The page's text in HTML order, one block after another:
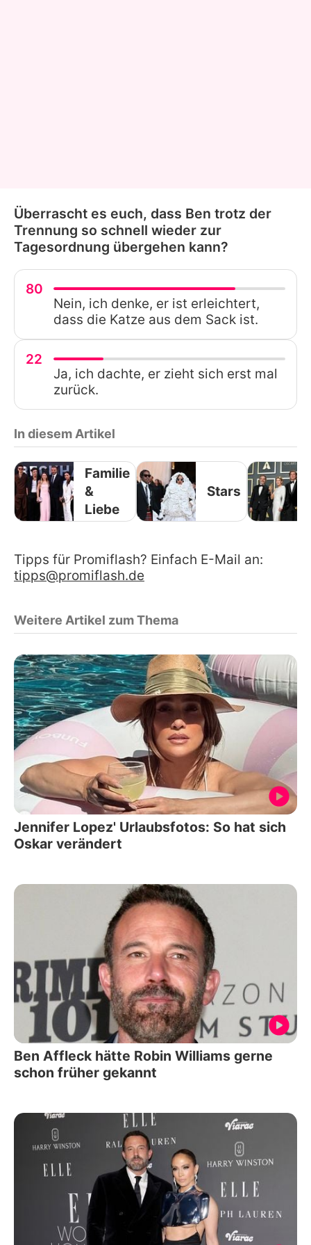
Überrascht es euch, dass Ben trotz der
Trennung so schnell wieder zur
Tagesordnung übergehen kann?
80
Nein, ich denke, er ist erleichtert,
dass die Katze aus dem Sack ist.
22
Ja, ich dachte, er zieht sich erst mal
zurück.
In diesem Artikel
Familie
&
Liebe
Stars
Tipps für Promiflash? Einfach E-Mail an:
tipps@promiflash.de
Weitere Artikel zum Thema
Jennifer Lopez' Urlaubsfotos: So hat sich
Oskar verändert
Ben Affleck hätte Robin Williams gerne
schon früher gekannt